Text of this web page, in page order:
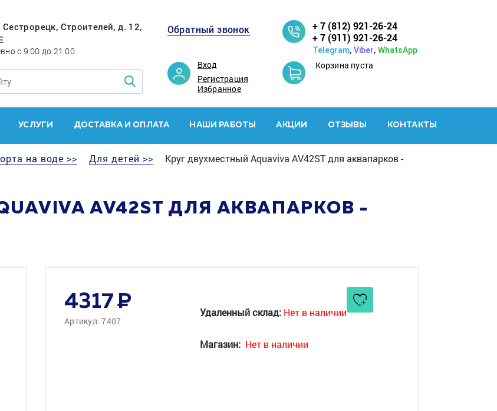
Сестрорецк, Строителей, д. 12,
с 9:00 до 21:00
Обратный звонок
Вход
Регистрация
Избранное
+ 7 (812) 921-26-24
+ 7 (911) 921-26-24
Telegram, Viber, WhatsApp
Корзина пуста
УСЛУГИ ДОСТАВКА И ОПЛАТА НАШИ РАБОТЫ АКЦИИ ОТЗЫВЫ КОНТАКТЫ
на воде >> Для детей >>
Круг двухместный Aquaviva AV42ST для аквапарков -
AV42ST ДЛЯ АКВАПАРКОВ -
4317
Артикул: 7407
Удаленный склад: Нет в наличии
Магазин: Нет в наличии